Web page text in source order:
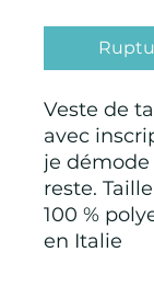
Veste de
avec
je
reste.
100 %
en Italie